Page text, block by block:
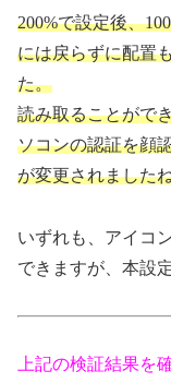
200%で設定後、
には戻らずに配置
た。
読み取ることがで
ソコンの認証を顔
が変更されました
いずれも、アイコ
できますが、本設
上記の検証結果を